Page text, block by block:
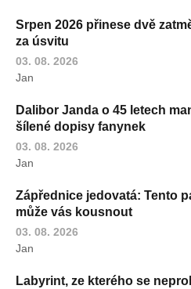
Srpen 2026 přinese dvě
za úsvitu
03. 08. 2026
Jan
Dalibor Janda o 45 letech
šílené dopisy fanynek
03. 08. 2026
Jan
Zápřednice jedovatá: Tento
může vás kousnout
03. 08. 2026
Jan
Labyrint, ze kterého se